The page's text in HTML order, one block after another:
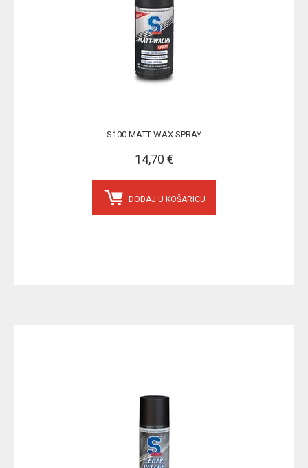
S100 MATT-WAX SPRAY
14,70 €
DODAJ U KOŠARICU